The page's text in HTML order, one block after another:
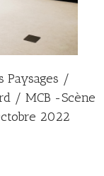
Paysages /
/ MCB -Scène
2022